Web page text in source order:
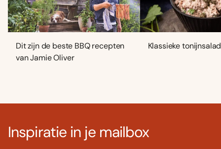
Dit zijn de beste BBQ recepten
van Jamie Oliver
Klassieke
Inspiratie in je mailbox